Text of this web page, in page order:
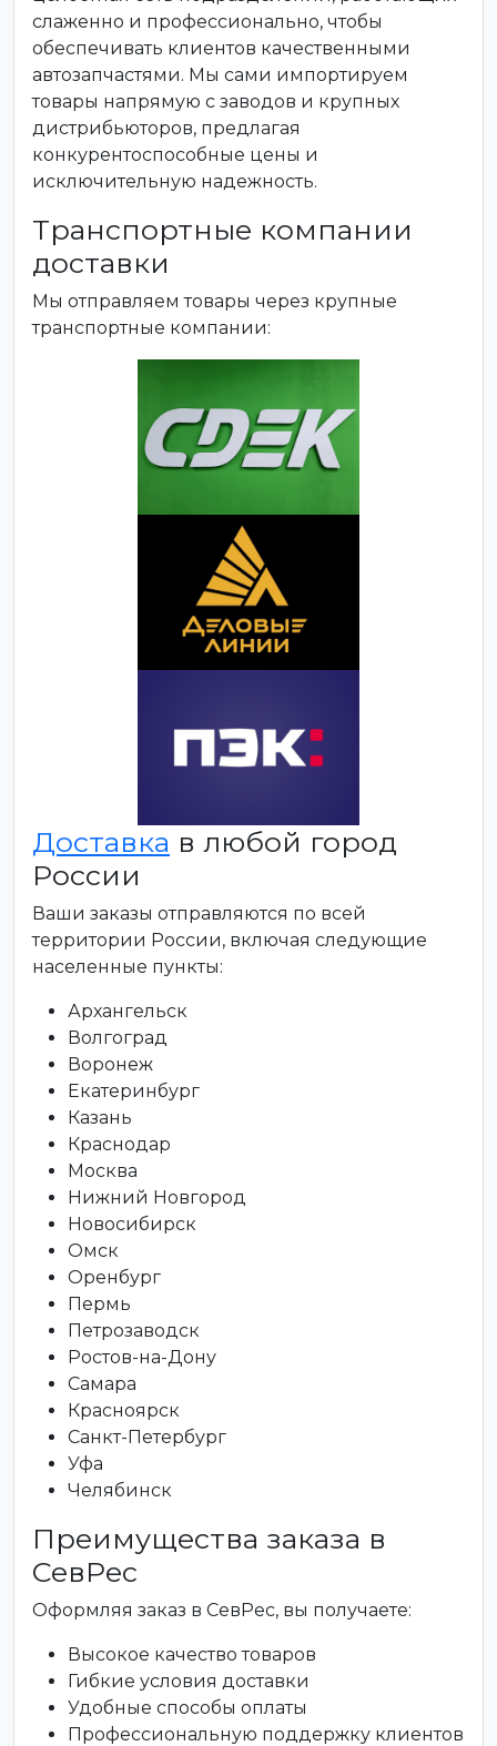
слаженно и профессионально, чтобы
обеспечивать клиентов качественными
автозапчастями. Мы сами импортируем
товары напрямую с заводов и крупных
дистрибьюторов, предлагая
конкурентоспособные цены и
исключительную надежность.
Транспортные компании
доставки
Мы отправляем товары через крупные
транспортные компании:
Доставка в любой город
России
Ваши заказы отправляются по всей
территории России, включая следующие
населенные пункты:
Архангельск
Волгоград
Воронеж
Екатеринбург
Казань
Краснодар
Москва
Нижний Новгород
Новосибирск
Омск
Оренбург
Пермь
Петрозаводск
Ростов-на-Дону
Самара
Красноярск
Санкт-Петербург
Уфа
Челябинск
Преимущества заказа в
СевРес
Оформляя заказ в СевРес, вы получаете:
Высокое качество товаров
Гибкие условия доставки
Удобные способы оплаты
Профессиональную поддержку клиентов